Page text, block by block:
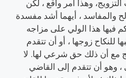
وهذا أمر واقع ، لكن
والمفاسد ، أيهما أشد مفسدة
فيها هذا الولي على مزاجه
للنكاح زوجها ، أو أن تتقدم
مع أن ذلك حق شرعي لها. لا
، وهو أن تتقدم إلى القاضي